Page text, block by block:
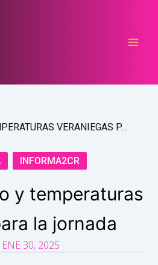
CIELO NUBLADO Y TEMPERATURAS VERANIEGAS PARA LA JORNADA
INFORMA2CR
y temperaturas
la jornada
ENE 30, 2025